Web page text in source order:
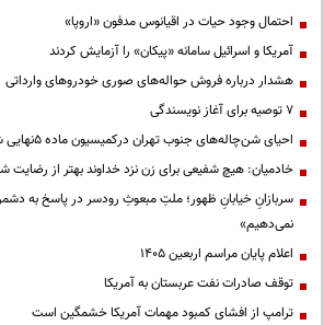
احتمال وجود حیات در اقیانوس مدفون «اروپا»
آمریکا و اسرائیل سامانه «پیکان» را آزمایش کردند
هشدار درباره فروش حواله‌های صوری خودروهای وارداتی
۷ توصیه برای آغاز نویسندگی
احیای شن‌چاله‌های جنوب تهران درکمیسیون ماده ۵نهایی شد
خادمیان: هیچ شفیعی برای زن نزد خداوند بهتر از
سربازانِ خیابانِ ظهور؛ ملتِ مبعوثِ رودسر در پاسخ به
نمی‌دهیم»
اعلام پایان مراسم اربعین ۱۴۰۵
توقف صادرات نفت عربستان به آمریکا
ترامپ از افشای کمبود مهمات آمریکا خشمگین است